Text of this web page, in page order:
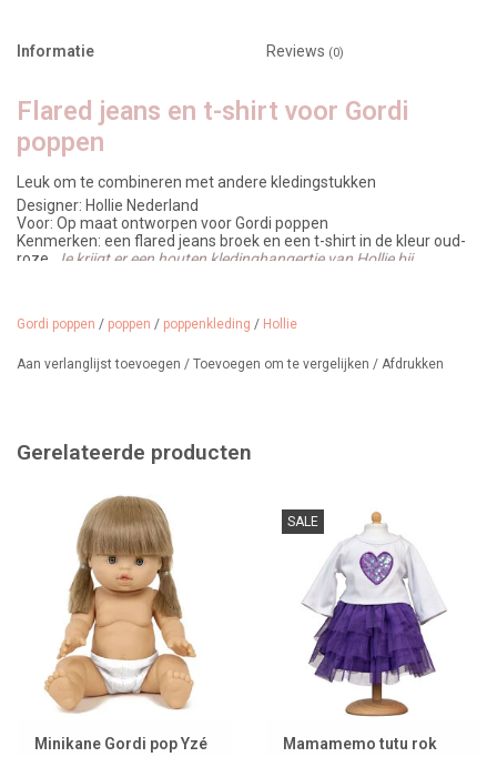
Informatie Reviews (0)
Flared jeans en t-shirt voor Gordi
poppen
Leuk om te combineren met andere kledingstukken
Designer: Hollie Nederland
Voor: Op maat ontworpen voor Gordi poppen
Kenmerken: een flared jeans broek en een t-shirt in de kleur oud-
roze.
Je krijgt er een houten kledinghangertje van Hollie bij.
Gordi poppen / poppen / poppenkleding / Hollie
Aan verlanglijst toevoegen / Toevoegen om te vergelijken / Afdrukken
Gerelateerde producten
Minikane Gordi pop Yzé
SALE
Mamamemo tutu rok